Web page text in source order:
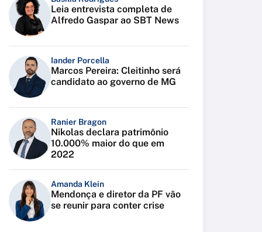
Leia entrevista completa de
Alfredo Gaspar ao SBT News
Iander Porcella
Marcos Pereira: Cleitinho será
candidato ao governo de MG
Ranier Bragon
Nikolas declara patrimônio
10.000% maior do que em
2022
Amanda Klein
Mendonça e diretor da PF vão
se reunir para conter crise